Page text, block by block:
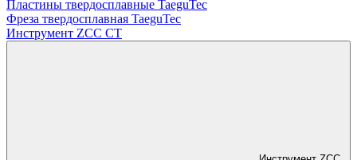
Пластины твердосплавные TaeguTec
Фреза твердосплавная TaeguTec
Инструмент ZCС CT